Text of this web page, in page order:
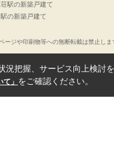
駅の新築戸建て
の新築戸建て
ージや印刷物等への無断転載は禁止しま
況把握、サービス向上検討
」 をご確認ください。